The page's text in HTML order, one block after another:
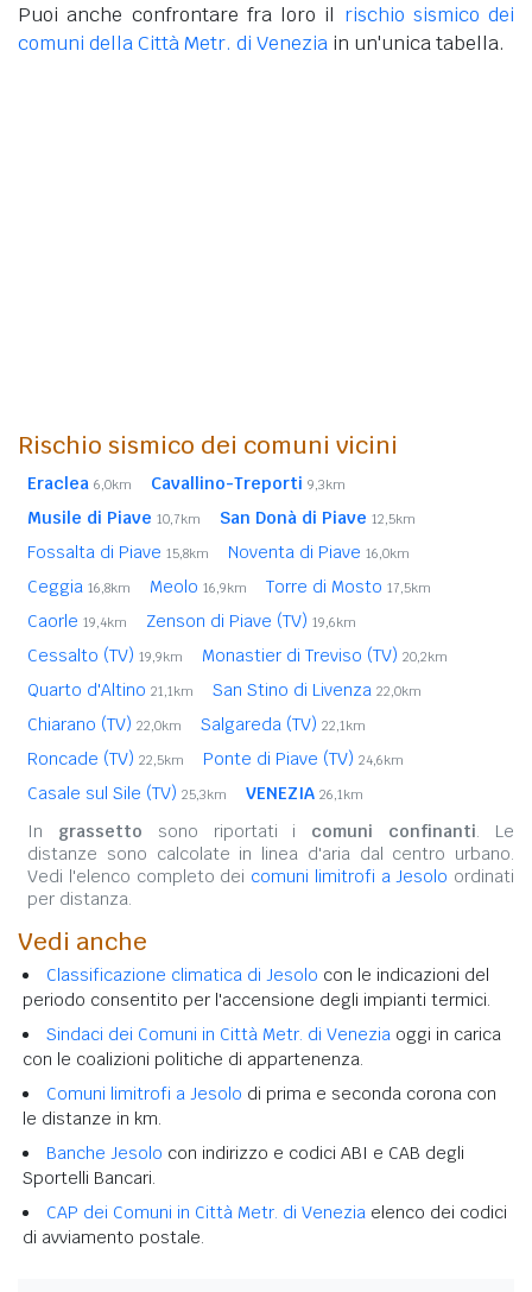
Puoi anche confrontare fra loro il rischio sismico dei
comuni della Città Metr. di Venezia in un'unica tabella.
Rischio sismico dei comuni vicini
Eraclea 6,0km Cavallino-Treporti 9,3km
Musile di Piave 10,7km San Donà di Piave 12,5km
Fossalta di Piave 15,8km Noventa di Piave 16,0km
Ceggia 16,8km Meolo 16,9km Torre di Mosto 17,5km
Caorle 19,4km Zenson di Piave (TV) 19,6km
Cessalto (TV) 19,9km Monastier di Treviso (TV) 20,2km
Quarto d'Altino 21,1km San Stino di Livenza 22,0km
Chiarano (TV) 22,0km Salgareda (TV) 22,1km
Roncade (TV) 22,5km Ponte di Piave (TV) 24,6km
Casale sul Sile (TV) 25,3km VENEZIA 26,1km
In grassetto sono riportati i comuni confinanti. Le
distanze sono calcolate in linea d'aria dal centro urbano.
Vedi l'elenco completo dei comuni limitrofi a Jesolo ordinati
per distanza.
Vedi anche
Classificazione climatica di Jesolo con le indicazioni del
periodo consentito per l'accensione degli impianti termici.
Sindaci dei Comuni in Città Metr. di Venezia oggi in carica
con le coalizioni politiche di appartenenza.
Comuni limitrofi a Jesolo di prima e seconda corona con
le distanze in km.
Banche Jesolo con indirizzo e codici ABI e CAB degli
Sportelli Bancari.
CAP dei Comuni in Città Metr. di Venezia elenco dei codici
di avviamento postale.